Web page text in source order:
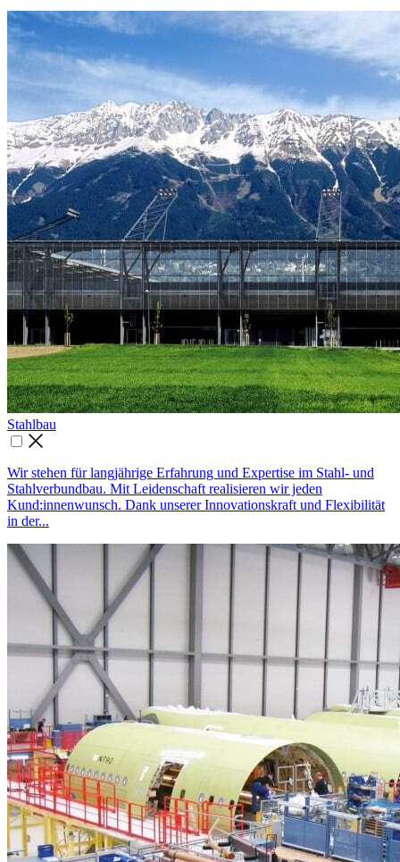
Stahlbau

Wir stehen für langjährige Erfahrung und Expertise im Stahl- und
Stahlverbundbau. Mit Leidenschaft realisieren wir jeden
Kund:innenwunsch. Dank unserer Innovationskraft und Flexibilität
in der...